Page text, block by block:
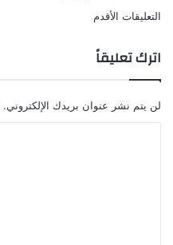
تصفّح
التعليقات
التعليقات الأقدم
اترك تعليقاً
لن يتم نشر عنوان بريدك الإلكتروني.